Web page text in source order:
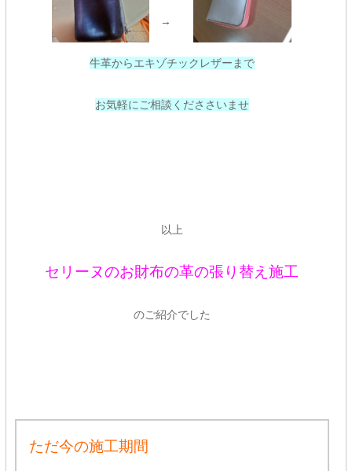
→
牛革からエキゾチックレザーまで
お気軽にご相談くだささいませ
以上
セリーヌのお財布の革の張り替え施工
のご紹介でした
ただ今の施工期間